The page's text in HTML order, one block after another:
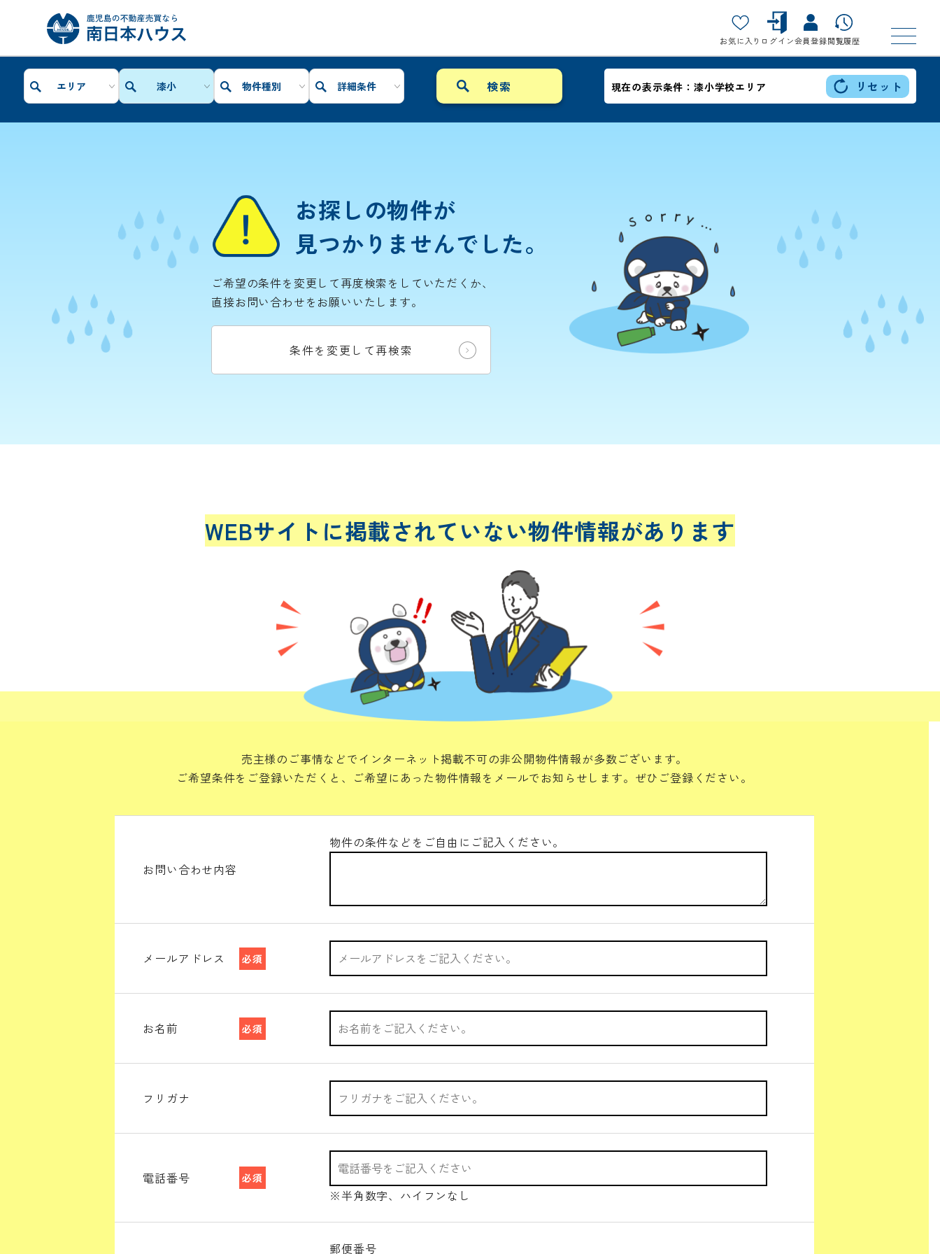
お気に入り ログイン会員登録閲覧履歴
エリア 漆小 物件種別 詳細条件 現在の表示条件： 漆小学校エリア リセット
お探しの物件が
見つかりませんでした。
ご希望の条件を変更して再度検索をしていただくか、
直接お問い合わせをお願いいたします。
条件を変更して再検索
WEBサイトに掲載されていない物件情報があります
売主様のご事情などでインターネット掲載不可の非公開物件情報が多数ございます。
ご希望条件をご登録いただくと、ご希望にあった物件情報をメールでお知らせします。ぜひご登録ください。
お問い合わせ内容
物件の条件などをご自由にご記入ください。
メールアドレス 必須
お名前 必須
フリガナ
電話番号 必須
※半角数字、ハイフンなし
郵便番号